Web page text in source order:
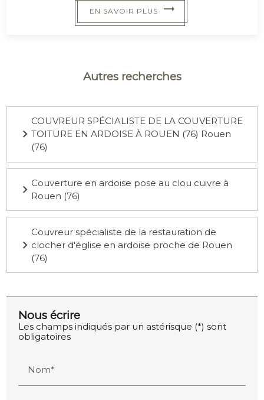
EN SAVOIR PLUS
Autres recherches
COUVREUR SPÉCIALISTE DE LA COUVERTURE
TOITURE EN ARDOISE À ROUEN (76) Rouen
(76)
Couverture en ardoise pose au clou cuivre à
Rouen (76)
Couvreur spécialiste de la restauration de
clocher d'église en ardoise proche de Rouen
(76)
Nous écrire
Les champs indiqués par un astérisque (*) sont
obligatoires
Nom*